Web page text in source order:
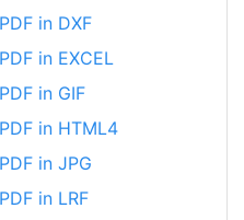
PDF in DXF
PDF in EXCEL
PDF in GIF
PDF in HTML4
PDF in JPG
PDF in LRF